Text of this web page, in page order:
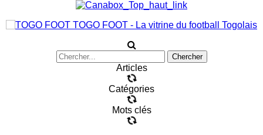
TOGO FOOT - La vitrine du football Togolais
Articles
Catégories
Mots clés